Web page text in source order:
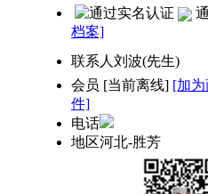
档案]
联系人 刘波(先生)
会员 [当前离线] [加
件]
电话
地区河北-胜芳